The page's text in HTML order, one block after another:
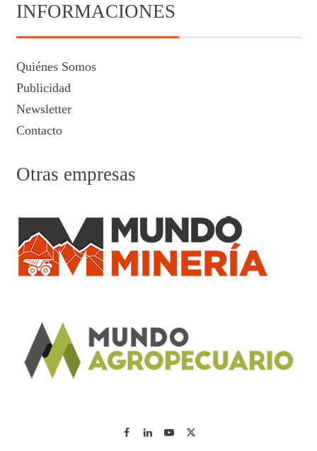
INFORMACIONES
Quiénes Somos
Publicidad
Newsletter
Contacto
Otras empresas